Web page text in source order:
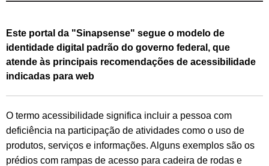
Este portal da "Sinapsense" segue o modelo de
identidade digital padrão do governo federal, que
atende às principais recomendações de acessibilidade
indicadas para web
O termo acessibilidade significa incluir a pessoa com
deficiência na participação de atividades como o uso de
produtos, serviços e informações. Alguns exemplos são os
prédios com rampas de acesso para cadeira de rodas e